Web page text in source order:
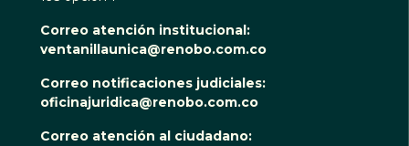
Correo atención institucional:
ventanillaunica@renobo.com.co
Correo notificaciones judiciales:
oficinajuridica@renobo.com.co
Correo atención al ciudadano: